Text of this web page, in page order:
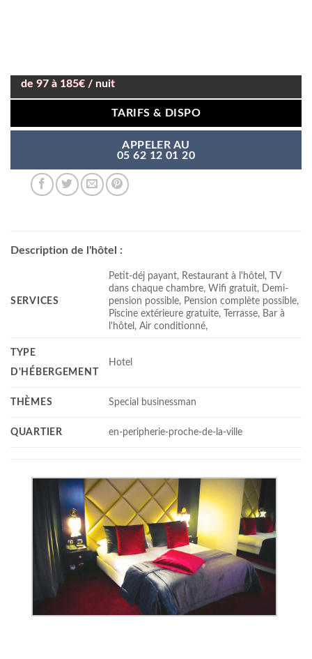
de 97 à 185€ / nuit
TARIFS & DISPO
APPELER AU
05 62 12 01 20
Description de l'hôtel :
SERVICES
Petit-déj payant, Restaurant à l'hôtel, TV
dans chaque chambre, Wifi gratuit, Demi-
pension possible, Pension complète possible,
Piscine extérieure gratuite, Terrasse, Bar à
l'hôtel, Air conditionné,
TYPE
D'HÉBERGEMENT
Hotel
THÈMES Special businessman
QUARTIER en-peripherie-proche-de-la-ville